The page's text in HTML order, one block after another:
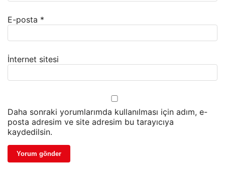
E-posta *
İnternet sitesi
Daha sonraki yorumlarımda kullanılması için adım, e-
posta adresim ve site adresim bu tarayıcıya
kaydedilsin.